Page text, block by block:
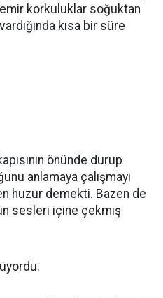
korkuluklar soğuktan
kısa bir süre
önünde durup
anlamaya çalışmayı
huzur demekti. Bazen de
sesleri içine çekmiş